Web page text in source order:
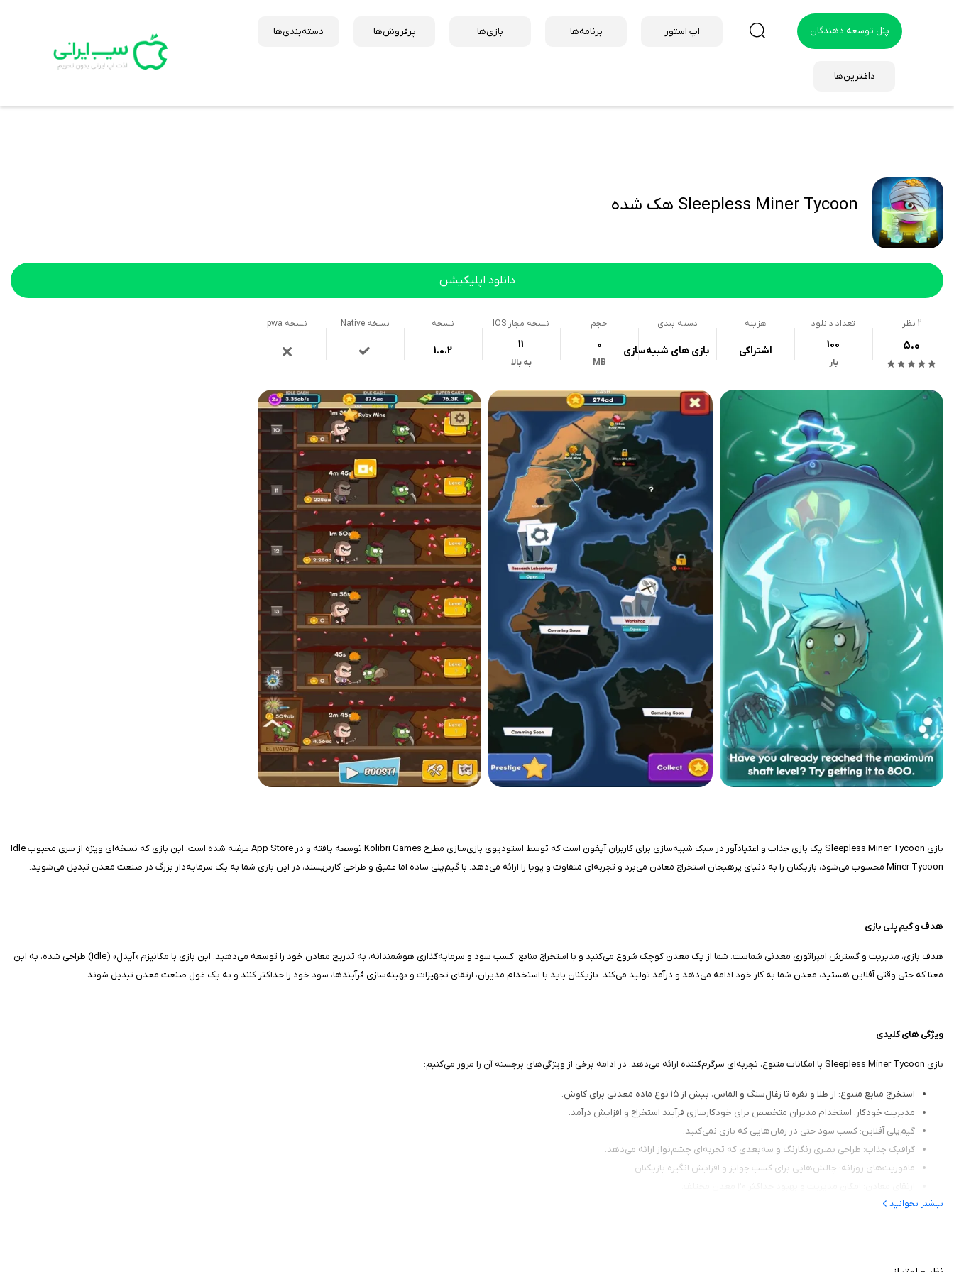
پنل توسعه دهندگان اپ استور برنامه‌ها بازی‌ها پرفروش‌ها دسته‌بندی‌ها
داغترین‌ها
Sleepless Miner Tycoon هک شده
دانلود اپلیکیشن
2 نظر
5.0
تعداد دانلود
100
بار
هزینه
اشتراکی
دسته بندی
بازی های شبیه‌سازی
حجم
0
MB
نسخه مجاز IOS
11
به بالا
نسخه
1.0.2
نسخه Native نسخه pwa
بازی Sleepless Miner Tycoon یک بازی جذاب و اعتیادآور در سبک شبیه‌سازی برای کاربران آیفون است که توسط استودیوی بازی‌سازی مطرح Kolibri Games توسعه یافته و در App Store عرضه شده است. این بازی که نسخه‌ای ویژه از سری محبوب Idle
Miner Tycoon محسوب می‌شود، بازیکنان را به دنیای پرهیجان استخراج معادن می‌برد و تجربه‌ای متفاوت و پویا را ارائه می‌دهد. با گیم‌پلی ساده اما عمیق و طراحی کاربرپسند، در این بازی شما به یک سرمایه‌دار بزرگ در صنعت معدن تبدیل می‌شوید.
هدف و گیم‌ پلی بازی
هدف بازی، مدیریت و گسترش امپراتوری معدنی شماست. شما از یک معدن کوچک شروع می‌کنید و با استخراج منابع، کسب سود و سرمایه‌گذاری هوشمندانه، به تدریج معادن خود را توسعه می‌دهید. این بازی با مکانیزم «آیدل» (Idle) طراحی شده، به این
معنا که حتی وقتی آفلاین هستید، معدن شما به کار خود ادامه می‌دهد و درآمد تولید می‌کند. بازیکنان باید با استخدام مدیران، ارتقای تجهیزات و بهینه‌سازی فرآیندها، سود خود را حداکثر کنند و به یک غول صنعت معدن تبدیل شوند.
ویژگی‌ های کلیدی
بازی Sleepless Miner Tycoon با امکانات متنوع، تجربه‌ای سرگرم‌کننده ارائه می‌دهد. در ادامه برخی از ویژگی‌های برجسته آن را مرور می‌کنیم:
استخراج منابع متنوع: از طلا و نقره تا زغال‌سنگ و الماس، بیش از ۱۵ نوع ماده معدنی برای کاوش.
مدیریت خودکار: استخدام مدیران متخصص برای خودکارسازی فرآیند استخراج و افزایش درآمد.
گیم‌پلی آفلاین: کسب سود حتی در زمان‌هایی که بازی نمی‌کنید.
گرافیک جذاب: طراحی بصری رنگارنگ و سه‌بعدی که تجربه‌ای چشم‌نواز ارائه می‌دهد.
ماموریت‌های روزانه: چالش‌هایی برای کسب جوایز و افزایش انگیزه بازیکنان.
رویدادهای ویژه: به‌روزرسانی‌های منظم با محتوای جدید و جوایز محدود.بیشتر بخوانید